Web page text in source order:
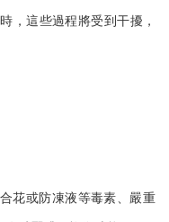
，這些過程將受到干擾，
花或防凍液等毒素、嚴重